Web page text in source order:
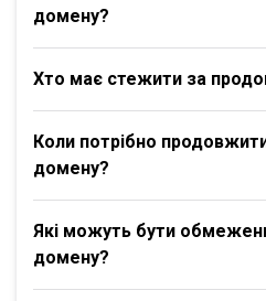
домену?
Хто має стежити за
Коли потрібно
домену?
Які можуть бути
домену?